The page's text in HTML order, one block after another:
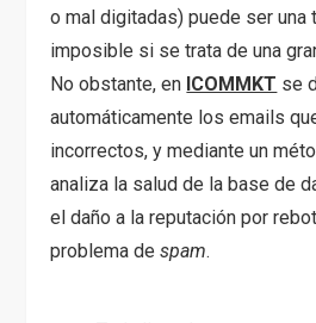
o mal digitadas) puede ser una
imposible si se trata de una
No obstante, en ICOMMKT se
automáticamente los emails
incorrectos, y mediante un
analiza la salud de la base de
el daño a la reputación por
problema despam.